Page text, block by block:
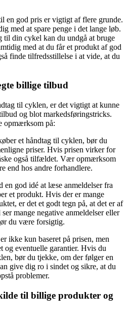
en god pris er vigtigt af flere grunde.
med at spare penge i det lange løb.
din cykel kan du undgå at bruge
med at du får et produkt af god
finde tilfredsstillelse i at vide, at du
billige tilbud
til cyklen, er det vigtigt at kunne
og blot markedsføringstricks.
opmærksom på:
et håndtag til cyklen, bør du
priser. Hvis prisen virker for
også tilfældet. Vær opmærksom
end hos andre forhandlere.
en god idé at læse anmeldelser fra
et produkt. Hvis der er mange
er det et godt tegn på, at det er af
mange negative anmeldelser eller
du være forsigtig.
ikke kun baseret på prisen, men
og eventuelle garantier. Hvis du
bør du tjekke, om der følger en
give dig ro i sindet og sikre, at du
problemer.
til billige produkter og